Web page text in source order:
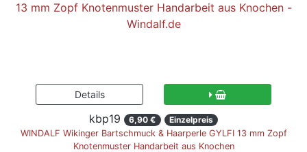
kbp19 6,90 €
Einzelpreis
WINDALF Wikinger Bartschmuck & Haarperle GYLFI 13 mm Zopf
Knotenmuster Handarbeit aus Knochen